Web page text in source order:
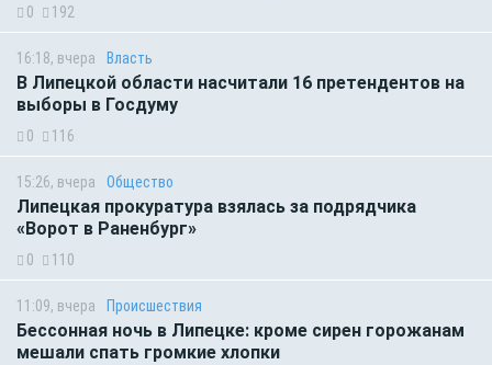
0 192
16:18, вчера Власть
В Липецкой области насчитали 16 претендентов на
выборы в Госдуму
0 116
15:26, вчера Общество
Липецкая прокуратура взялась за подрядчика
«Ворот в Раненбург»
0 110
11:09, вчера Происшествия
Бессонная ночь в Липецке: кроме сирен горожанам
мешали спать громкие хлопки